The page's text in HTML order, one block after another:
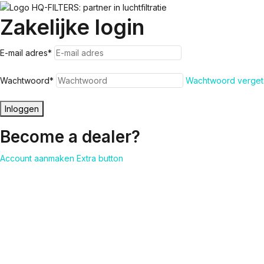
Zakelijke login
E-mail adres*
Wachtwoord* Wachtwoord
Inloggen
Become a dealer?
Account aanmaken Extra button